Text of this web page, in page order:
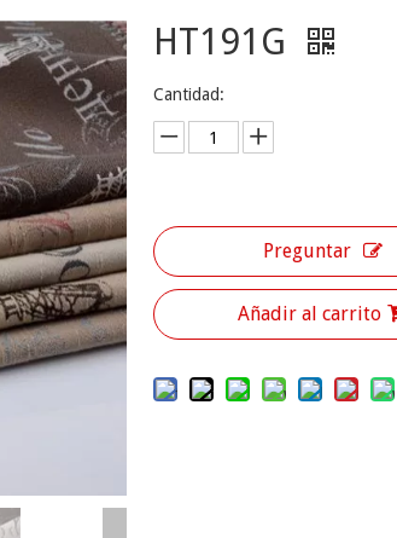
HT191G
Cantidad:
Preguntar
Añadir al carrito